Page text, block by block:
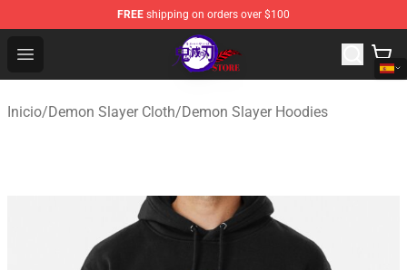
FREE shipping on orders over $100
Open menu
Kimetsu no Yaiba Store - Official Kimetsu no Yaiba
Inicio/Demon Slayer Cloth/Demon Slayer Hoodies